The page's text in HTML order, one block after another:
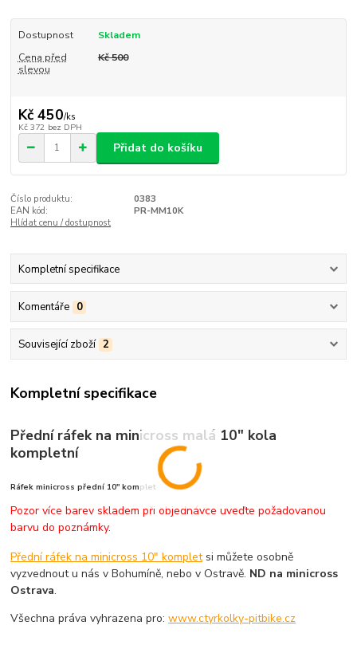
Dostupnost
Skladem
Cena před
slevou
Kč 500
Kč 450/ks
Kč 372 bez DPH
Přidat do košíku
Číslo produktu:
0383
EAN kód:
PR-MM10K
Hlídat cenu / dostupnost
Kompletní specifikace
Komentáře 0
Související zboží 2
Kompletní specifikace
Přední ráfek na minicross malá 10" kola
kompletní
Ráfek minicross přední 10" komplet
Pozor více barev skladem při objednávce uveďte požadovanou
barvu do poznámky.
Přední ráfek na minicross 10" kompletsi můžete osobně
vyzvednout u nás v Bohumíně, nebo v Ostravě. ND na minicross
Ostrava.
Všechna práva vyhrazena pro:www.ctyrkolky-pitbike.cz